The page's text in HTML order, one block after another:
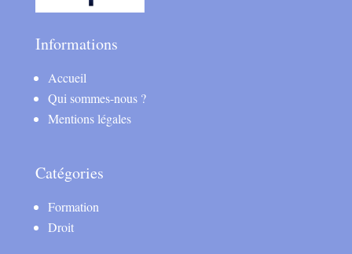
Informations
Accueil
Qui sommes-nous ?
Mentions légales
Catégories
Formation
Droit